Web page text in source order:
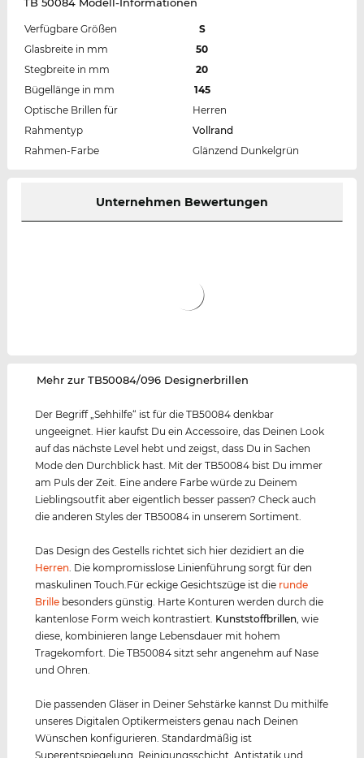
Verfügbare Größen
S
Glasbreite in mm
50
Stegbreite in mm
20
Bügellänge in mm
145
Optische Brillen für
Herren
Rahmentyp
Vollrand
Rahmen-Farbe
Glänzend Dunkelgrün
Unternehmen Bewertungen
‌Mehr zur TB50084/096 Designerbrillen
Der Begriff „Sehhilfe“ ist für die TB50084 denkbar
ungeeignet. Hier kaufst Du ein Accessoire, das Deinen Look
auf das nächste Level hebt und zeigst, dass Du in Sachen
Mode den Durchblick hast. Mit der TB50084 bist Du immer
am Puls der Zeit. Eine andere Farbe würde zu Deinem
Lieblingsoutfit aber eigentlich besser passen? Check auch
die anderen Styles der TB50084 in unserem Sortiment.
Das Design des Gestells richtet sich hier dezidiert an die
Herren . Die kompromisslose Linienführung sorgt für den
maskulinen Touch.Für eckige Gesichtszüge ist die runde
Brille besonders günstig. Harte Konturen werden durch die
kantenlose Form weich kontrastiert. Kunststoffbrillen , wie
diese, kombinieren lange Lebensdauer mit hohem
Tragekomfort. Die TB50084 sitzt sehr angenehm auf Nase
und Ohren.
Die passenden Gläser in Deiner Sehstärke kannst Du mithilfe
unseres Digitalen Optikermeisters genau nach Deinen
Wünschen konfigurieren. Standardmäßig ist
Superentspiegelung, Reinigungsschicht, Antistatik und